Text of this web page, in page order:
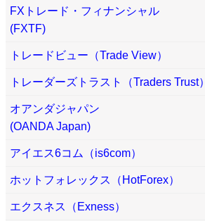
FXトレード・フィナンシャル
(FXTF)
トレードビュー（Trade View）
トレーダーズトラスト（Traders Trust）
オアンダジャパン
(OANDA Japan)
アイエス6コム（is6com）
ホットフォレックス（HotForex）
エクスネス（Exness）